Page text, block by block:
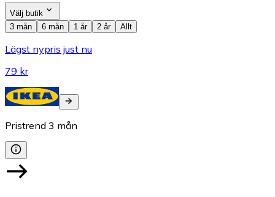
Välj butik
3 mån
6 mån 1 år 2 år Allt
Lägst nypris just nu
79 kr
Pristrend 3 mån